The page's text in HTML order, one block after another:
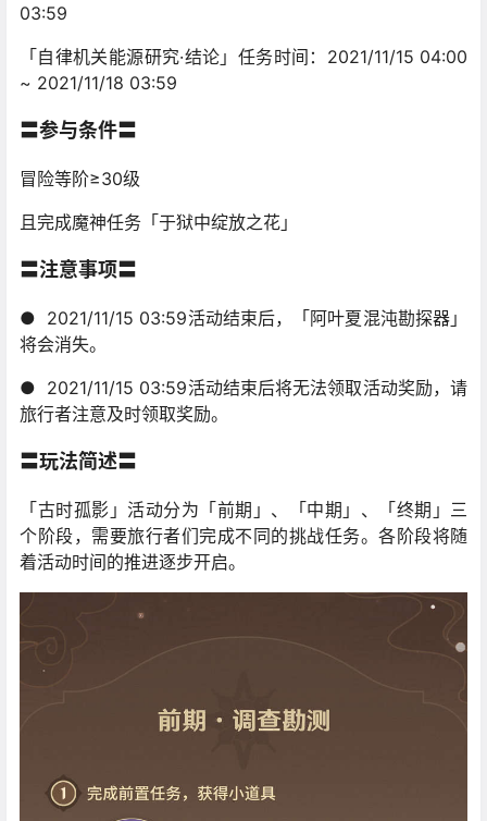
03:59
「自律机关能源研究·结论」任务时间：2021/11/15 04:00
~ 2021/11/18 03:59
〓参与条件〓
冒险等阶≥30级
且完成魔神任务「于狱中绽放之花」
〓注意事项〓
● 2021/11/15 03:59活动结束后，「阿叶夏混沌勘探器」
将会消失。
● 2021/11/15 03:59活动结束后将无法领取活动奖励，请
旅行者注意及时领取奖励。
〓玩法简述〓
「古时孤影」活动分为「前期」、「中期」、「终期」三
个阶段，需要旅行者们完成不同的挑战任务。各阶段将随
着活动时间的推进逐步开启。